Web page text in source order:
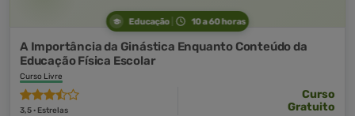
Educação 10 a 60 horas
A Importância da Ginástica Enquanto Conteúdo da
Educação Física Escolar
Curso Livre
3,5 · Estrelas
Curso
Gratuito